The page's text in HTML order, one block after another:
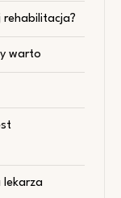
warto
lekarza